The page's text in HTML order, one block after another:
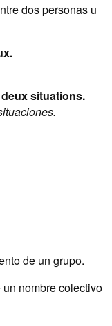
dos personas u
situations.
de un grupo.
nombre colectivo